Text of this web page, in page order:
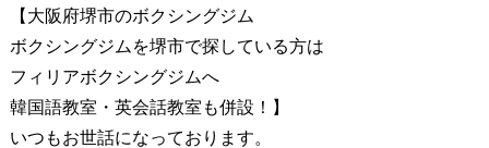
【大阪府堺市のボクシングジム
ボクシングジムを堺市で探している方は
フィリアボクシングジムへ
韓国語教室・英会話教室も併設！】
いつもお世話になっております。